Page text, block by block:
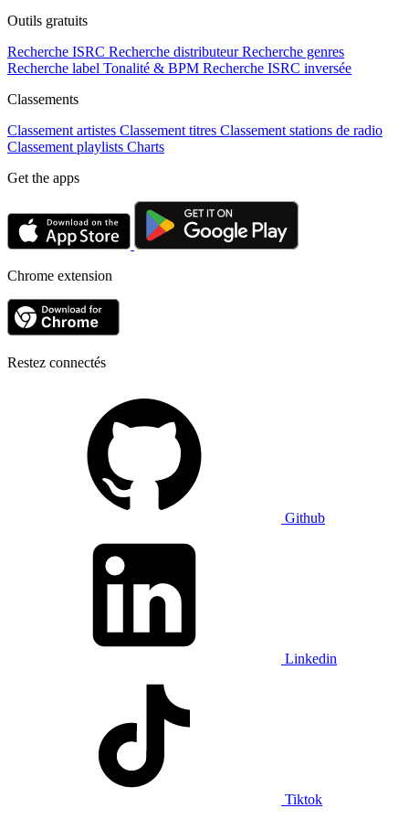
Outils gratuits
Recherche ISRC Recherche distributeur Recherche genres
Recherche label Tonalité & BPM Recherche ISRC inversée
Classements
Classement artistes Classement titres Classement stations de radio
Classement playlists Charts
Get the apps
Chrome extension
Restez connectés
Github
Linkedin
Tiktok